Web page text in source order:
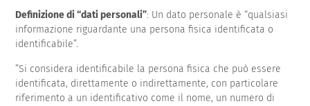
Definizione di “dati personali”: Un dato personale è “qualsiasi
informazione riguardante una persona fisica identificata o
identificabile”.
”Si considera identificabile la persona fisica che può essere
identificata, direttamente o indirettamente, con particolare
riferimento a un identificativo come il nome, un numero di